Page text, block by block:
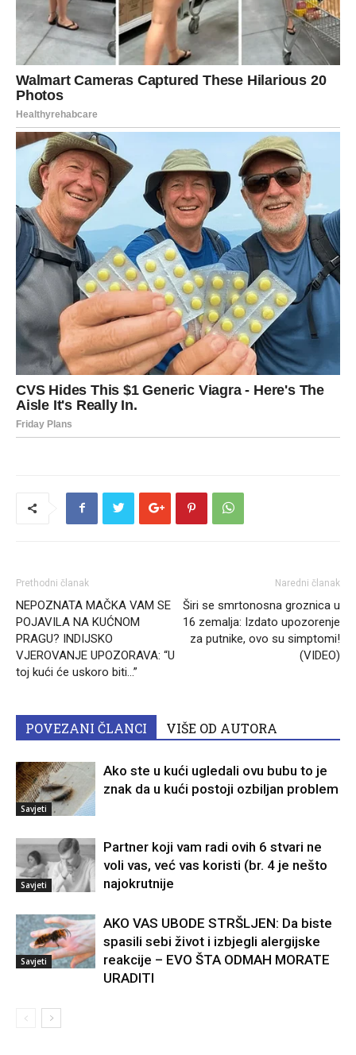
Prethodni članak
NEPOZNATA MAČKA VAM SE
POJAVILA NA KUĆNOM
PRAGU? INDIJSKO
VJEROVANJE UPOZORAVA: “U
toj kući će uskoro biti…”
Naredni članak
Širi se smrtonosna groznica u
16 zemalja: Izdato upozorenje
za putnike, ovo su simptomi!
(VIDEO)
POVEZANI ČLANCI VIŠE OD AUTORA
Savjeti
Ako ste u kući ugledali ovu bubu to je
znak da u kući postoji ozbiljan problem
Savjeti
Partner koji vam radi ovih 6 stvari ne
voli vas, već vas koristi (br. 4 je nešto
najokrutnije
Savjeti
AKO VAS UBODE STRŠLJEN: Da biste
spasili sebi život i izbjegli alergijske
reakcije – EVO ŠTA ODMAH MORATE
URADITI